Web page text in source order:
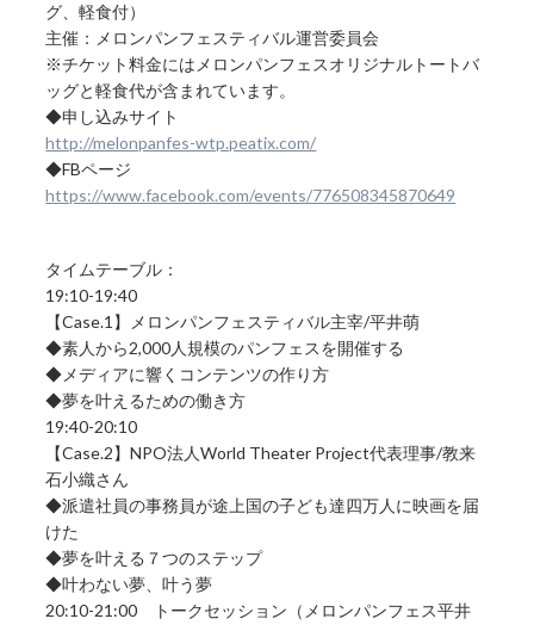
グ、軽食付）
主催：メロンパンフェスティバル運営委員会
※チケット料金にはメロンパンフェスオリジナルトートバ
ッグと軽食代が含まれています。
◆申し込みサイト
http://melonpanfes-wtp.peatix.com/
◆FBページ
https://www.facebook.com/events/776508345870649
タイムテーブル：
19:10-19:40
【Case.1】メロンパンフェスティバル主宰/平井萌
◆素人から2,000人規模のパンフェスを開催する
◆メディアに響くコンテンツの作り方
◆夢を叶えるための働き方
19:40-20:10
【Case.2】NPO法人World Theater Project代表理事/教来
石小織さん
◆派遣社員の事務員が途上国の子ども達四万人に映画を届
けた
◆夢を叶える７つのステップ
◆叶わない夢、叶う夢
20:10-21:00 トークセッション（メロンパンフェス平井